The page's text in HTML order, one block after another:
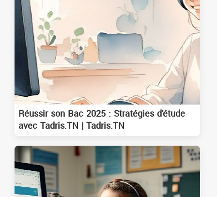
Réussir son Bac 2025 : Stratégies d'étude
avec Tadris.TN | Tadris.TN